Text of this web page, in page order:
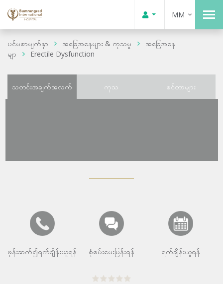
MM
ပင်မစာမျက်နှာ အခြေအနေများ & ကုသမှု
အခြေအနေ
မျာ
Erectile Dysfunction
သတင်းအချက်အလက် ကုသ စင်တာများ
ဖုန်းဆက်၍ရက်ချိန်းယူရန် စုံစမ်းမေးမြန်းရန် ရက်ချိန်းယူရန်